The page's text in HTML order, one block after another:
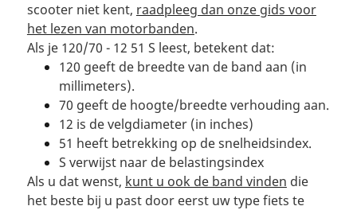
scooter niet kent, raadpleeg dan onze gids voor
het lezen van motorbanden.
Als je 120/70 - 12 51 S leest, betekent dat:
120 geeft de breedte van de band aan (in
millimeters).
70 geeft de hoogte/breedte verhouding aan.
12 is de velgdiameter (in inches)
51 heeft betrekking op de snelheidsindex.
S verwijst naar de belastingsindex
Als u dat wenst, kunt u ook de band vinden die
het beste bij u past door eerst uw type fiets te